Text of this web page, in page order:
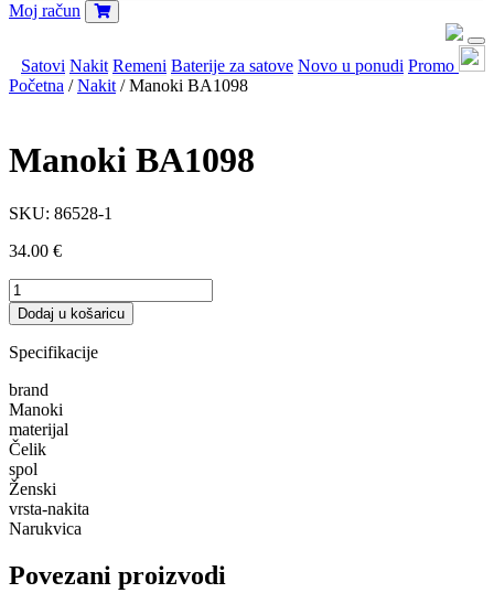
Moj račun
Satovi Nakit Remeni Baterije za satove Novo u ponudi Promo
Početna /Nakit / Manoki BA1098
Manoki BA1098
SKU: 86528-1
34.00 €
Manoki
BA1098
količina
Dodaj u košaricu
Specifikacije
brand
Manoki
materijal
Čelik
spol
Ženski
vrsta-nakita
Narukvica
Povezani proizvodi